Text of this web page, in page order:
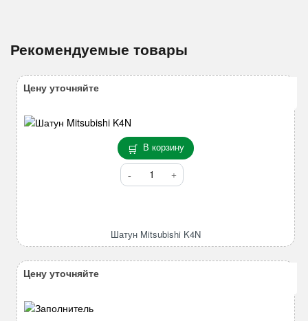
Рекомендуемые товары
В корзину
Количество
товара
Шатун Mitsubishi K4N
Цену уточняйте
Цену уточняйте